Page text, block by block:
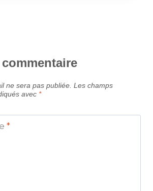
ne sera pas publiée. Les champs
avec *
*